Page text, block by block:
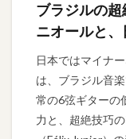
ブラジルの
ニオールと
日本ではマイナ
は、ブラジル音
常の6弦ギターの
力と、超絶技巧